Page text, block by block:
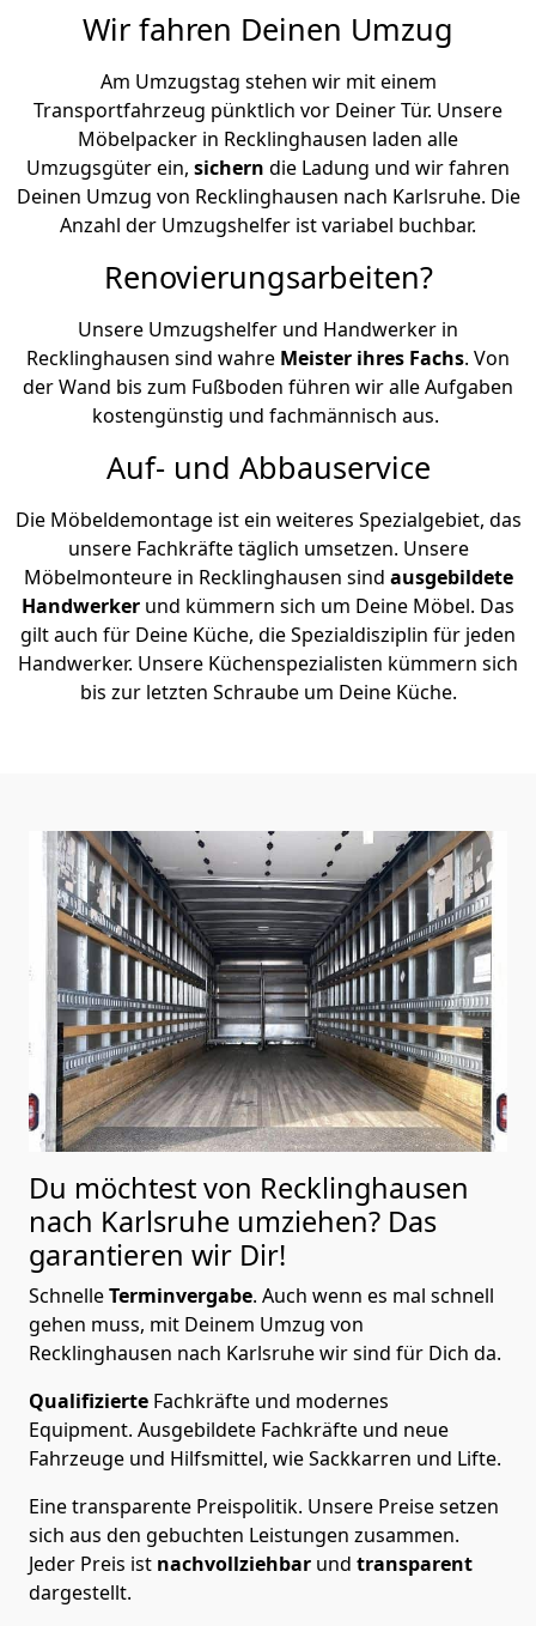
Wir fahren Deinen Umzug
Am Umzugstag stehen wir mit einem
Transportfahrzeug pünktlich vor Deiner Tür. Unsere
Möbelpacker in Recklinghausen laden alle
Umzugsgüter ein, sichern die Ladung und wir fahren
Deinen Umzug von Recklinghausen nach Karlsruhe. Die
Anzahl der Umzugshelfer ist variabel buchbar.
Renovierungsarbeiten?
Unsere Umzugshelfer und Handwerker in
Recklinghausen sind wahre Meister ihres Fachs. Von
der Wand bis zum Fußboden führen wir alle Aufgaben
kostengünstig und fachmännisch aus.
Auf- und Abbauservice
Die Möbeldemontage ist ein weiteres Spezialgebiet, das
unsere Fachkräfte täglich umsetzen. Unsere
Möbelmonteure in Recklinghausen sind ausgebildete
Handwerker und kümmern sich um Deine Möbel. Das
gilt auch für Deine Küche, die Spezialdisziplin für jeden
Handwerker. Unsere Küchenspezialisten kümmern sich
bis zur letzten Schraube um Deine Küche.
Du möchtest von Recklinghausen
nach Karlsruhe umziehen? Das
garantieren wir Dir!
SchnelleTerminvergabe. Auch wenn es mal schnell
gehen muss, mit Deinem Umzug von
Recklinghausen nach Karlsruhe wir sind für Dich da.
Qualifizierte Fachkräfte und modernes
Equipment. Ausgebildete Fachkräfte und neue
Fahrzeuge und Hilfsmittel, wie Sackkarren und Lifte.
Eine transparente Preispolitik. Unsere Preise setzen
sich aus den gebuchten Leistungen zusammen.
Jeder Preis ist nachvollziehbar und transparent
dargestellt.